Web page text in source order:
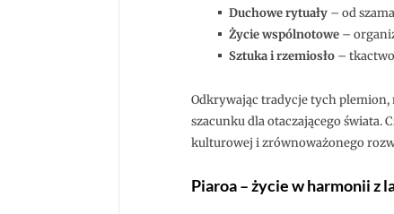
Duchowe rytuały– od
Życie wspólnotowe–
Sztuka i rzemiosło–
Odkrywając tradycje tych plemion,
szacunku dla otaczającego świata.
kulturowej i zrównoważonego
Piaroa – życie w harmonii z